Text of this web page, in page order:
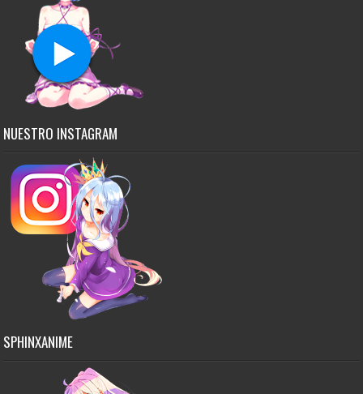
NUESTRO INSTAGRAM
SPHINXANIME